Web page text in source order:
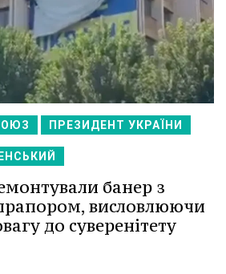
ПРЕЗИДЕНТ УКРАЇНИ
банер з
висловлюючи
до суверенітету